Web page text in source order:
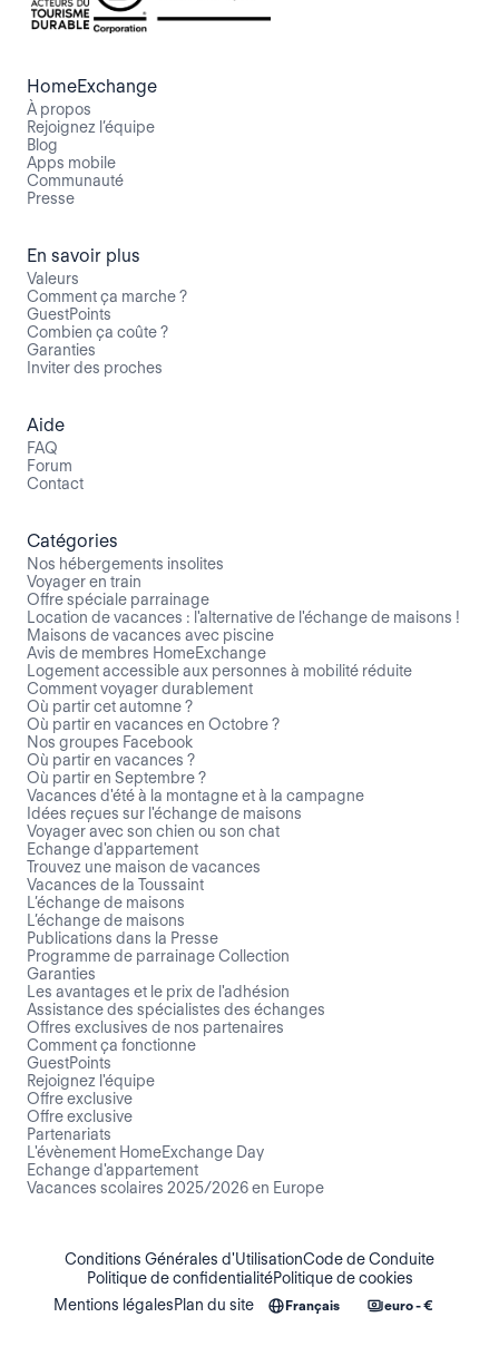
HomeExchange
À propos
Rejoignez l’équipe
Blog
Apps mobile
Communauté
Presse
En savoir plus
Valeurs
Comment ça marche ?
GuestPoints
Combien ça coûte ?
Garanties
Inviter des proches
Aide
FAQ
Forum
Contact
Catégories
Nos hébergements insolites
Voyager en train
Offre spéciale parrainage
Location de vacances : l'alternative de l'échange de maisons !
Maisons de vacances avec piscine
Avis de membres HomeExchange
Logement accessible aux personnes à mobilité réduite
Comment voyager durablement
Où partir cet automne ?
Où partir en vacances en Octobre ?
Nos groupes Facebook
Où partir en vacances ?
Où partir en Septembre ?
Vacances d'été à la montagne et à la campagne
Idées reçues sur l'échange de maisons
Voyager avec son chien ou son chat
Echange d'appartement
Trouvez une maison de vacances
Vacances de la Toussaint
L’échange de maisons
L’échange de maisons
Publications dans la Presse
Programme de parrainage Collection
Garanties
Les avantages et le prix de l'adhésion
Assistance des spécialistes des échanges
Offres exclusives de nos partenaires
Comment ça fonctionne
GuestPoints
Rejoignez l'équipe
Offre exclusive
Offre exclusive
Partenariats
L'évènement HomeExchange Day
Echange d'appartement
Vacances scolaires 2025/2026 en Europe
Conditions Générales d'UtilisationCode de Conduite
Politique de confidentialitéPolitique de cookies
Mentions légalesPlan du site Français euro - €